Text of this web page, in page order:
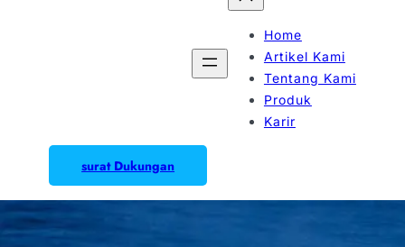
Home
Artikel Kami
Tentang Kami
Produk
Karir
surat Dukungan